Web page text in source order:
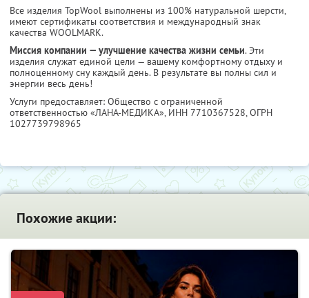
Все изделия TopWool выполнены из 100% натуральной шерсти,
имеют сертификаты соответствия и международный знак
качества WOOLMARK.
Миссия компании — улучшение качества жизни семьи. Эти
изделия служат единой цели — вашему комфортному отдыху и
полноценному сну каждый день. В результате вы полны сил и
энергии весь день!
Услуги предоставляет: Общество с ограниченной
ответственностью «ЛАНА-МЕДИКА», ИНН 7710367528, ОГРН
1027739798965
Похожие акции: